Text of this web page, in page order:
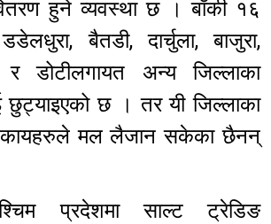
हुने व्यवस्था छ । बाँकी १६
बैतडी, दार्चुला, बाजुरा,
डोटीलगायत अन्य जिल्लाका
छुट्याइएको छ । तर यी जिल्लाका
मल लैजान सकेका छैनन्
प्रदेशमा साल्ट ट्रेडिङ